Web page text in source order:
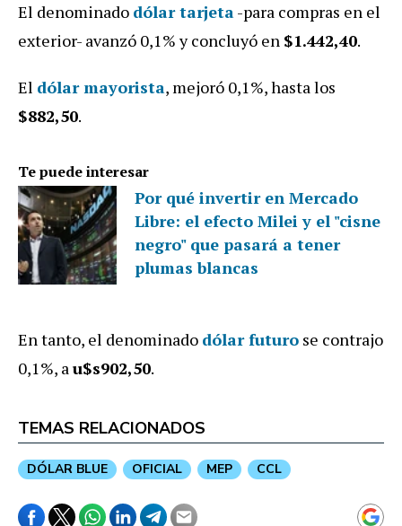
El denominado dólar tarjeta-para compras en el
exterior- avanzó 0,1% y concluyó en $1.442,40.
El dólar mayorista, mejoró 0,1%, hasta los
$882,50.
Te puede interesar
Por qué invertir en Mercado
Libre: el efecto Milei y el "cisne
negro" que pasará a tener
plumas blancas
En tanto, el denominado dólar futuro se contrajo
0,1%, au$s902,50.
TEMAS RELACIONADOS
DÓLAR BLUE OFICIAL MEP CCL